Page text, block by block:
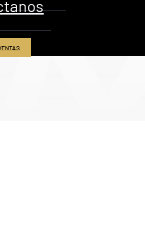
and Metal Inc. Todos los derechos reservados.